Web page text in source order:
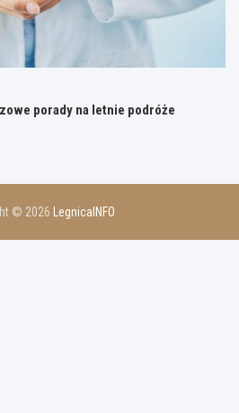
porady na letnie podróże
© 2026 LegnicaINFO